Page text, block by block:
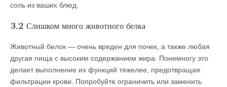
соль из ваших блюд.
3.2 Слишком много животного белка
Животный белок — очень вреден для почек, а также любая
другая пища с высоким содержанием жира. Понемногу это
делает выполнение их функций тяжелее, предотвращая
фильтрации крови. Попробуйте ограничить или заменить